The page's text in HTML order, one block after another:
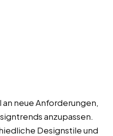
neue Anforderungen,
anzupassen.
Designstile und